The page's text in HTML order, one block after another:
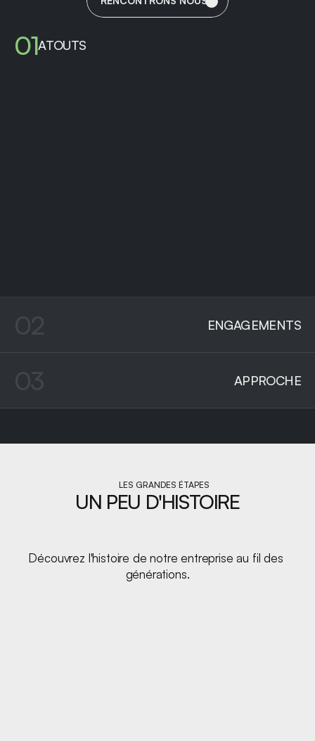
01ATOUTS
ENGAGEMENTS
APPROCHE
LES GRANDES ÉTAPES
UN PEU D'HISTOIRE
Découvrez l'histoire de notre entreprise au fil des
générations.